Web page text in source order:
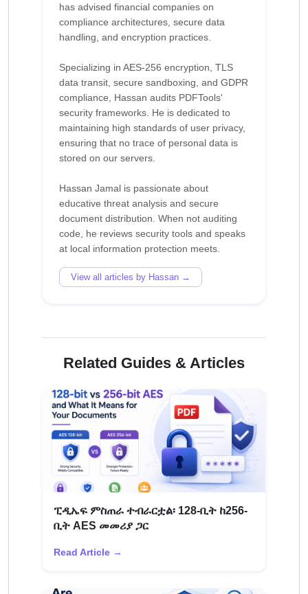
has advised financial companies on
compliance architectures, secure data
handling, and encryption practices.
Specializing in AES-256 encryption, TLS
data transit, secure sandboxing, and GDPR
compliance, Hassan audits PDFTools'
security frameworks. He is dedicated to
maintaining high standards of user privacy,
ensuring that no trace of personal data is
stored on our servers.
Hassan Jamal is passionate about
educative threat analysis and secure
document distribution. When not auditing
code, he reviews security tools and speaks
View all articles by Hassan →
Related Guides & Articles
ፒዲኤፍ ምስጠራ ተብራርቷል፡ 128-ቢት ከ256-
ቢት AES መመሪያ ጋር
Read Article →